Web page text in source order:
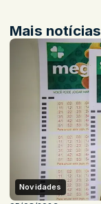
Mais notícias
Novidades